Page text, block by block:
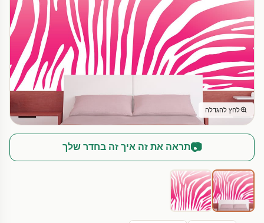
לחץ להגדלה
📷תראה את זה איך זה בחדר שלך